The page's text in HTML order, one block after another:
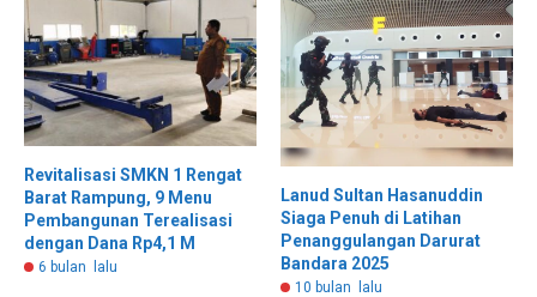
Revitalisasi SMKN 1 Rengat
Barat Rampung, 9 Menu
Pembangunan Terealisasi
dengan Dana Rp4,1 M
6 bulan lalu
Lanud Sultan Hasanuddin
Siaga Penuh di Latihan
Penanggulangan Darurat
Bandara 2025
10 bulan lalu